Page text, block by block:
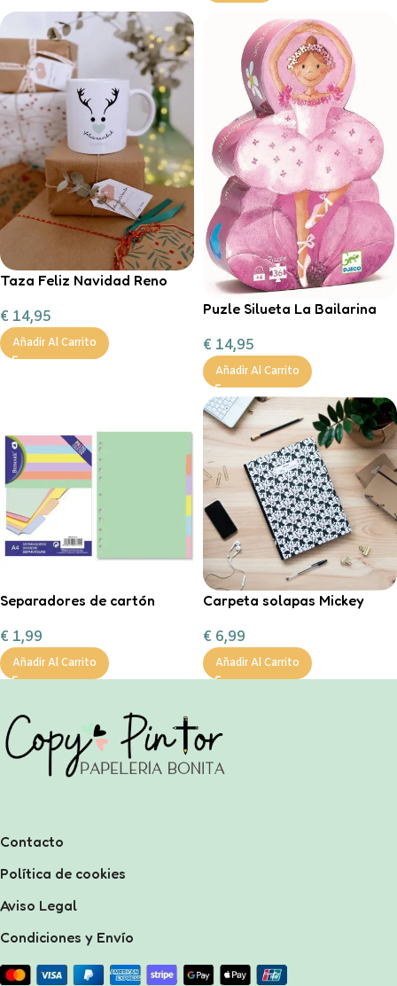
Taza Feliz Navidad Reno
personalizable con
chocolate a la taza, nub
€ 14,95
Añadir Al Carrito
Puzle Silueta La Bailarina
€ 14,95
Añadir Al Carrito
Separadores de cartón
€ 1,99
Añadir Al Carrito
Carpeta solapas Mickey
€ 6,99
Añadir Al Carrito
Contacto
Política de cookies
Aviso Legal
Condiciones y Envío